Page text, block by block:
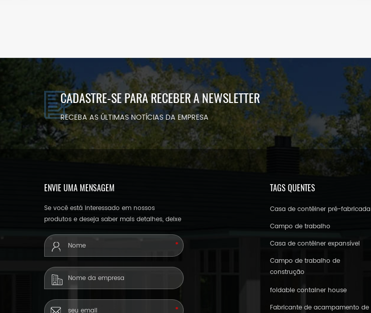
CADASTRE-SE PARA RECEBER A NEWSLETTER
RECEBA AS ÚLTIMAS NOTÍCIAS DA EMPRESA
ENVIE UMA MENSAGEM
Se você está interessado em nossos
produtos e deseja saber mais detalhes, deixe
mais breve possível.
TAGS QUENTES
Casa de contêiner pré-fabricada
Campo de trabalho
Casa de contêiner expansível
Campo de trabalho de
construção
foldable container house
Fabricante de acampamento de